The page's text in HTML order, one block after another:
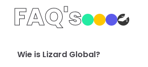
FAQ's
Wie is Lizard Global?